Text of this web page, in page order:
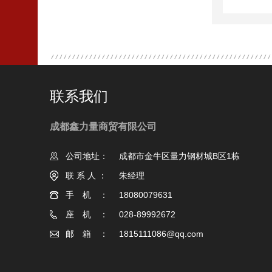
联系我们
成都鑫力量商贸有限公司
公司地址：
成都市金牛区量力钢材城B区1栋
联系人：
朱经理
手机：
18080079631
座机：
028-89992672
邮箱：
1815111086@qq.com